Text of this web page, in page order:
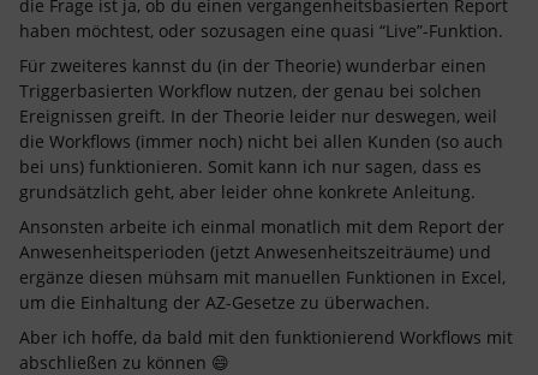
die Frage ist ja, ob du einen vergangenheitsbasierten Report
haben möchtest, oder sozusagen eine quasi “Live”-Funktion.
Für zweiteres kannst du (in der Theorie) wunderbar einen
Triggerbasierten Workflow nutzen, der genau bei solchen
Ereignissen greift. In der Theorie leider nur deswegen, weil
die Workflows (immer noch) nicht bei allen Kunden (so auch
bei uns) funktionieren. Somit kann ich nur sagen, dass es
grundsätzlich geht, aber leider ohne konkrete Anleitung.
Ansonsten arbeite ich einmal monatlich mit dem Report der
Anwesenheitsperioden (jetzt Anwesenheitszeiträume) und
ergänze diesen mühsam mit manuellen Funktionen in Excel,
um die Einhaltung der AZ-Gesetze zu überwachen.
Aber ich hoffe, da bald mit den funktionierend Workflows mit
abschließen zu können 😄